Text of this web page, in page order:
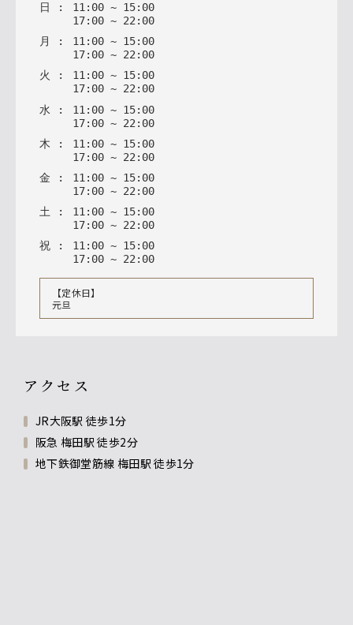
日 : 11 : 00 ~ 15: 00
17: 00 ~ 22 : 00
月
: 11: 00 ~ 15: 00
17: 00 ~ 22: 00
火
: 11: 00 ~ 15: 00
17: 00 ~ 22: 00
水 : 11 : 00 ~ 15: 00
17: 00 ~ 22 : 00
木 : 11 : 00 ~ 15: 00
17: 00 ~ 22 : 00
金 : 11 : 00 ~ 15: 00
17: 00 ~ 22 : 00
土 : 11 : 00 ~ 15: 00
17: 00 ~ 22 : 00
祝 : 11 : 00 ~ 15: 00
17: 00 ~ 22 : 00
【定休日】
元旦
アクセス
JR大阪駅 徒歩1分
阪急 梅田駅 徒歩2分
地下鉄御堂筋線 梅田駅 徒歩1分